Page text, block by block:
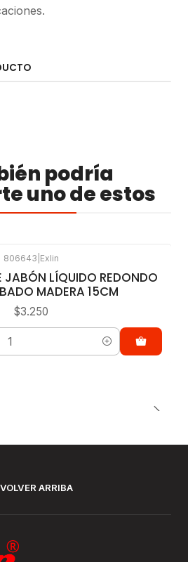
podría
uno de estos
806643 Exlin
JABÓN LÍQUIDO REDONDO
MADERA 15CM
$3.250
VOLVER ARRIBA